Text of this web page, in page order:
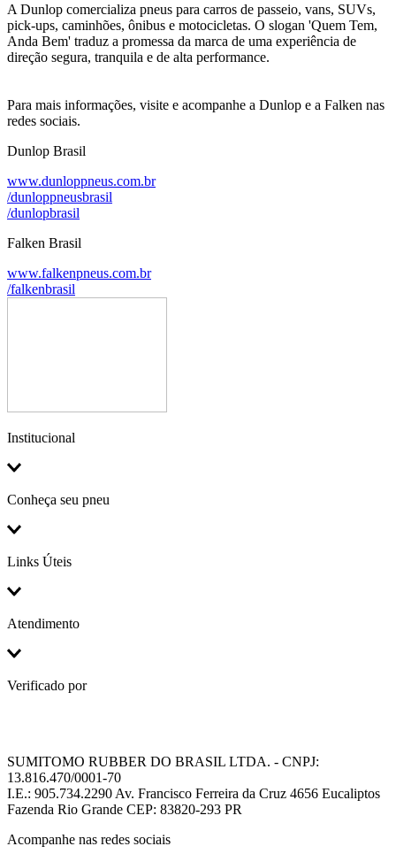
A Dunlop comercializa pneus para carros de passeio, vans, SUVs,
pick-ups, caminhões, ônibus e motocicletas. O slogan 'Quem Tem,
Anda Bem' traduz a promessa da marca de uma experiência de
direção segura, tranquila e de alta performance.
Para mais informações, visite e acompanhe a Dunlop e a Falken nas
redes sociais.
Dunlop Brasil
www.dunloppneus.com.br
/dunloppneusbrasil
/dunlopbrasil
Falken Brasil
www.falkenpneus.com.br
/falkenbrasil
Institucional
Conheça seu pneu
Links Úteis
Atendimento
Verificado por
SUMITOMO RUBBER DO BRASIL LTDA. - CNPJ:
13.816.470/0001-70
I.E.: 905.734.2290 Av. Francisco Ferreira da Cruz 4656 Eucaliptos
Fazenda Rio Grande CEP: 83820-293 PR
Acompanhe nas redes sociais